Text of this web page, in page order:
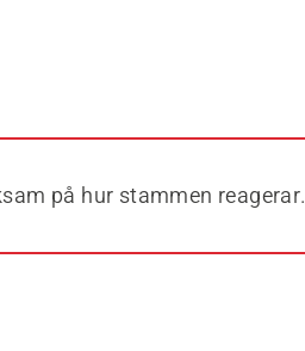
på hur stammen reagerar.